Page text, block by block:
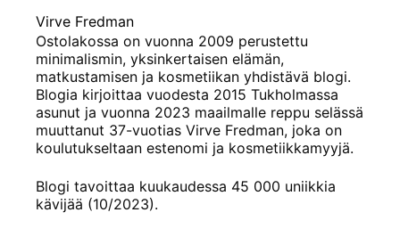
Virve Fredman
Ostolakossa on vuonna 2009 perustettu
minimalismin, yksinkertaisen elämän,
matkustamisen ja kosmetiikan yhdistävä blogi.
Blogia kirjoittaa vuodesta 2015 Tukholmassa
asunut ja vuonna 2023 maailmalle reppu selässä
muuttanut 37-vuotias Virve Fredman, joka on
koulutukseltaan estenomi ja kosmetiikkamyyjä.
Blogi tavoittaa kuukaudessa 45 000 uniikkia
kävijää (10/2023).